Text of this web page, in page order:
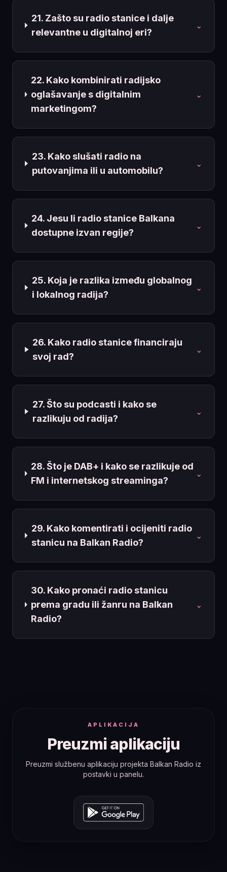
21. Zašto su radio stanice i dalje
relevantne u digitalnoj eri?
⌄
22. Kako kombinirati radijsko
oglašavanje s digitalnim
marketingom?
⌄
23. Kako slušati radio na
putovanjima ili u automobilu?
⌄
24. Jesu li radio stanice Balkana
dostupne izvan regije?
⌄
25. Koja je razlika između globalnog
i lokalnog radija?
⌄
26. Kako radio stanice financiraju
svoj rad?
⌄
27. Što su podcasti i kako se
razlikuju od radija?
⌄
28. Što je DAB+ i kako se razlikuje od
FM i internetskog streaminga?
⌄
29. Kako komentirati i ocijeniti radio
stanicu na Balkan Radio?
⌄
30. Kako pronaći radio stanicu
prema gradu ili žanru na Balkan
Radio?
⌄
APLIKACIJA
Preuzmi aplikaciju
Preuzmi službenu aplikaciju projekta Balkan Radio iz
postavki u panelu.